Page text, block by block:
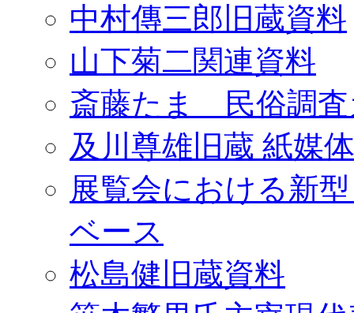
中村傳三郎旧蔵資料
山下菊二関連資料
斎藤たま 民俗調査
及川尊雄旧蔵 紙媒
展覧会における新
ベース
松島健旧蔵資料